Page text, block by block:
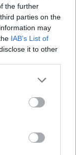
the further
parties on the
may
IAB’s List of
it to other
more Google
may click to
party tags to
below Google
Τμημάτων
20:00.
21:00.